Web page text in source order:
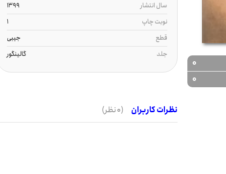
0
0
سال انتشار
1399
نوبت چاپ
1
قطع
جیبی
جلد
گالینگور
نظرات کاربران (0 نظر)